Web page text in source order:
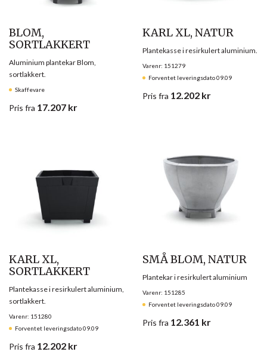
BLOM,
SORTLAKKERT
Skaffevare
Aluminium plantekar Blom,
sortlakkert.
Pris fra 17.207 kr
KARL XL, NATUR
Varenr: 151279
Forventet leveringsdato 09.09
Plantekasse i resirkulert aluminium.
Pris fra 12.202 kr
KARL XL,
SORTLAKKERT
Varenr: 151280
Forventet leveringsdato 09.09
Plantekasse i resirkulert aluminium,
sortlakkert.
Pris fra 12.202 kr
SMÅ BLOM, NATUR
Varenr: 151285
Forventet leveringsdato 09.09
Plantekar i resirkulert aluminium
Pris fra 12.361 kr